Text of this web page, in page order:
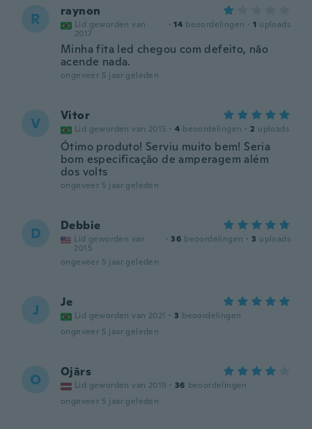
R raynon
Lid geworden van
2017
· 14 beoordelingen · 1 uploads
Minha fita led chegou com defeito, não
acende nada.
ongeveer 5 jaar geleden
V Vitor
Lid geworden van 2015 · 4 beoordelingen · 2 uploads
Ótimo produto! Serviu muito bem! Seria
bom especificação de amperagem além
dos volts
ongeveer 5 jaar geleden
D Debbie
Lid geworden van
2015
· 36 beoordelingen · 3 uploads
ongeveer 5 jaar geleden
J Je
Lid geworden van 2021 · 3 beoordelingen
ongeveer 5 jaar geleden
O Ojārs
Lid geworden van 2019 · 36 beoordelingen
ongeveer 5 jaar geleden